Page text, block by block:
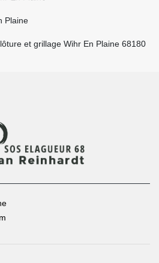
Plaine
et grillage Wihr En Plaine 68180